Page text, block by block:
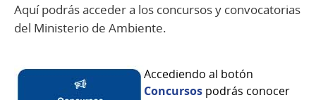
Aquí podrás acceder a los concursos y convocatorias
del Ministerio de Ambiente.
Accediendo al botón
Concursos podrás conocer